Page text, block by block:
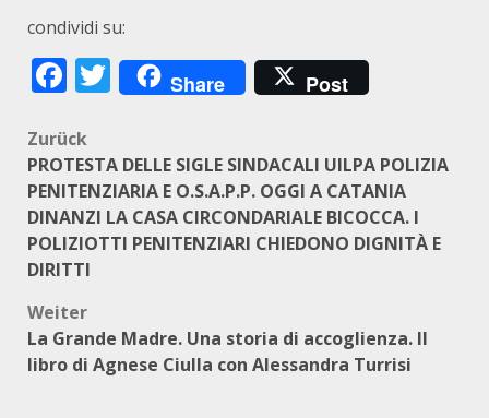
condividi su:
Facebook
Twitter
Share Post
Beitragsnavigation
Zurück
PROTESTA DELLE SIGLE SINDACALI UILPA POLIZIA
PENITENZIARIA E O.S.A.P.P. OGGI A CATANIA
DINANZI LA CASA CIRCONDARIALE BICOCCA. I
POLIZIOTTI PENITENZIARI CHIEDONO DIGNITÀ E
DIRITTI
Weiter
La Grande Madre. Una storia di accoglienza. Il
libro di Agnese Ciulla con Alessandra Turrisi